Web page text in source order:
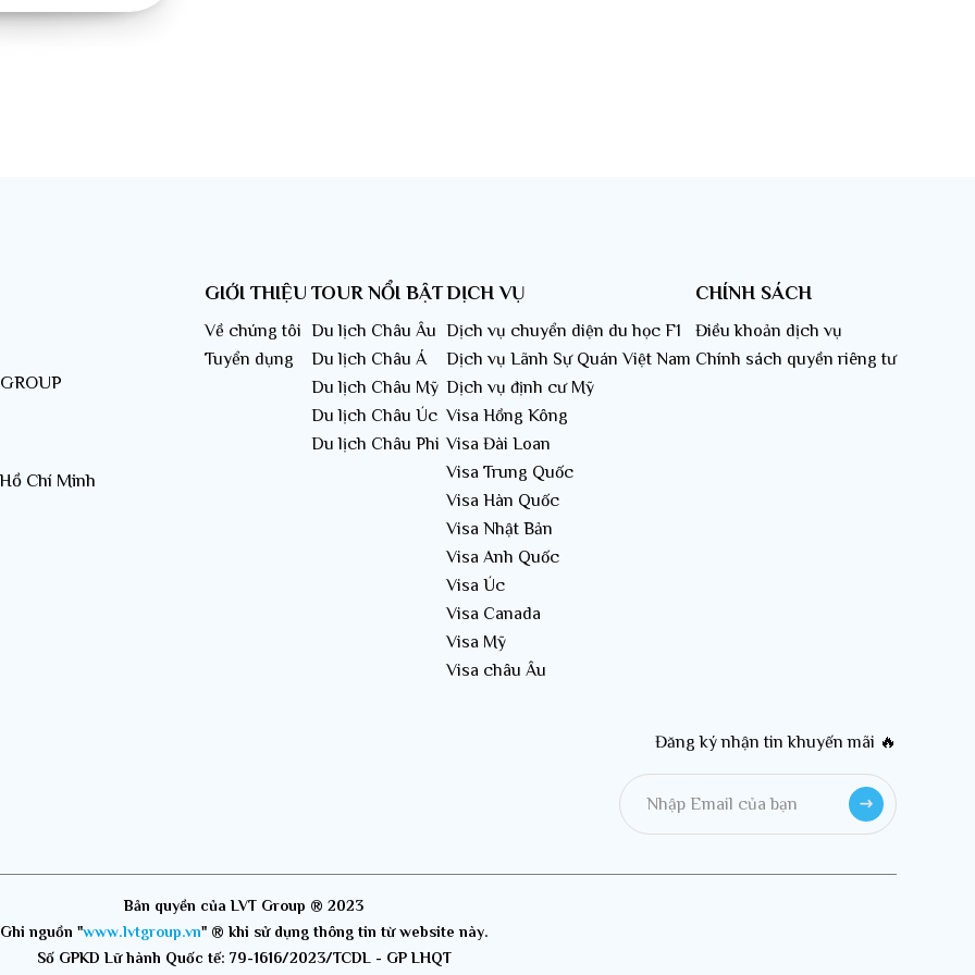
Chí Minh
GIỚI THIỆU
Về chúng tôi
Tuyển dụng
TOUR NỔI BẬT
Du lịch Châu Âu
Du lịch Châu Á
Du lịch Châu Mỹ
Du lịch Châu Úc
Du lịch Châu Phi
DỊCH VỤ
Dịch vụ chuyển diện du học F1
Dịch vụ Lãnh Sự Quán Việt Nam
Dịch vụ định cư Mỹ
Visa Hồng Kông
Visa Đài Loan
Visa Trung Quốc
Visa Hàn Quốc
Visa Nhật Bản
Visa Anh Quốc
Visa Úc
Visa Canada
Visa Mỹ
Visa châu Âu
CHÍNH SÁCH
Điều khoản dịch vụ
Chính sách quyền riêng tư
Đăng ký nhận tin khuyến mãi 🔥
Bản quyền của LVT Group ® 2023
Ghi nguồn "www.lvtgroup.vn" ® khi sử dụng thông tin từ website này.
Số GPKD Lữ hành Quốc tế: 79-1616/2023/TCDL - GP LHQT